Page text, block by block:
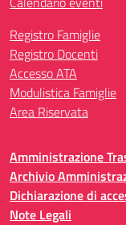
Registro Famiglie
Registro Docenti
Accesso ATA
Modulistica Famiglie
Area Riservata
Amministrazione
Archivio
Dichiarazione di
Note Legali